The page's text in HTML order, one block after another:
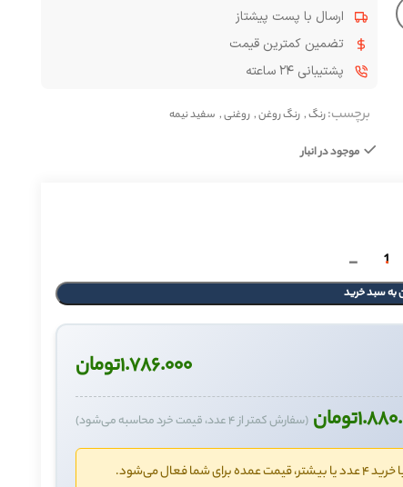
ارسال با پست پیشتاز
تضمین کمترین قیمت
پشتیبانی ۲۴ ساعته
برچسب:رنگ, رنگ روغن, روغنی, سفید نیمه
موجود در انبار
به سبد خرید
۱.۷۸۶.۰۰۰تومان
تومان (سفارش کمتر از ۴ عدد، قیمت خرد محاسبه می‌شود)
عدد یا بیشتر، قیمت عمده برای شما فعال می‌شود.